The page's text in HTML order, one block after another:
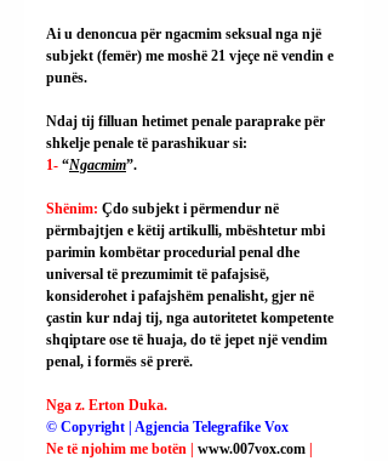
Ai u denoncua për ngacmim seksual nga një
subjekt (femër) me moshë 21 vjeçe në vendin e
punës.
Ndaj tij filluan hetimet penale paraprake për
shkelje penale të parashikuar si:
1- “Ngacmim”.
Shënim: Çdo subjekt i përmendur në
përmbajtjen e këtij artikulli, mbështetur mbi
parimin kombëtar procedurial penal dhe
universal të prezumimit të pafajsisë,
konsiderohet i pafajshëm penalisht, gjer në
çastin kur ndaj tij, nga autoritetet kompetente
shqiptare ose të huaja, do të jepet një vendim
penal, i formës së prerë.
Nga z. Erton Duka.
© Copyright | Agjencia Telegrafike Vox
Ne të njohim me botën | www.007vox.com